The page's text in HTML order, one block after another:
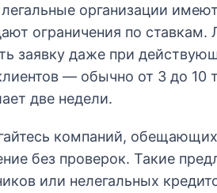
организации
ограничения по ставкам.
заявку даже при
— обычно от 3 до 10
две недели.
компаний,
без проверок. Такие
или нелегальных